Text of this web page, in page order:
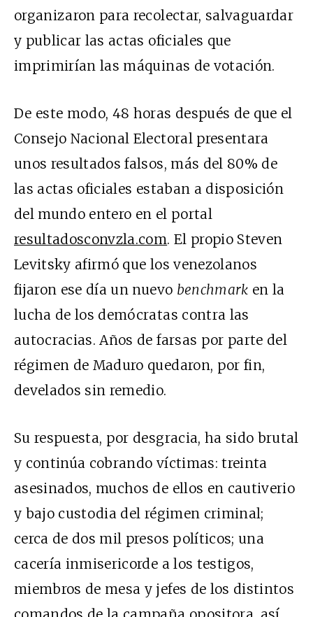
organizaron para recolectar, salvaguardar
y publicar las actas oficiales que
imprimirían las máquinas de votación.
De este modo, 48 horas después de que el
Consejo Nacional Electoral presentara
unos resultados falsos, más del 80% de
las actas oficiales estaban a disposición
del mundo entero en el portal
resultadosconvzla.com. El propio Steven
Levitsky afirmó que los venezolanos
fijaron ese día un nuevo benchmark en la
lucha de los demócratas contra las
autocracias. Años de farsas por parte del
régimen de Maduro quedaron, por fin,
develados sin remedio.
Su respuesta, por desgracia, ha sido brutal
y continúa cobrando víctimas: treinta
asesinados, muchos de ellos en cautiverio
y bajo custodia del régimen criminal;
cerca de dos mil presos políticos; una
cacería inmisericorde a los testigos,
miembros de mesa y jefes de los distintos